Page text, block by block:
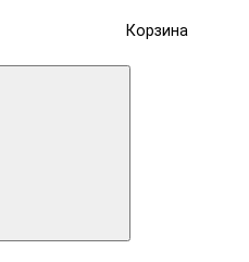
Корзина